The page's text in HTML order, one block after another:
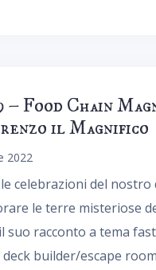
– Food Chain
il Magnifico
2022
celebrazioni del
le terre misteriose
racconto a tema
builder/escape